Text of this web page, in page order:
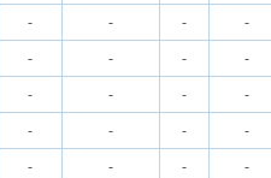
- - - -
- - - -
- - - -
- - - -
- - - -